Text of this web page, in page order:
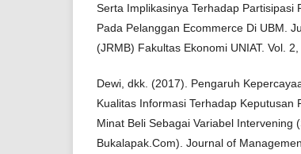
Serta Implikasinya Terhadap Partisipasi
Pada Pelanggan Ecommerce Di UBM.
(JRMB) Fakultas Ekonomi UNIAT. Vol. 2,
Dewi, dkk. (2017). Pengaruh
Kualitas Informasi Terhadap Keputusan
Minat Beli Sebagai Variabel Intervening
Bukalapak.Com). Journal of